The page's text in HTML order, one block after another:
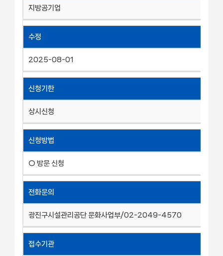
지방공기업
수정
2025-08-01
신청기한
상시신청
신청방법
○ 방문 신청
전화문의
광진구시설관리공단 문화사업부/02-2049-4570
접수기관